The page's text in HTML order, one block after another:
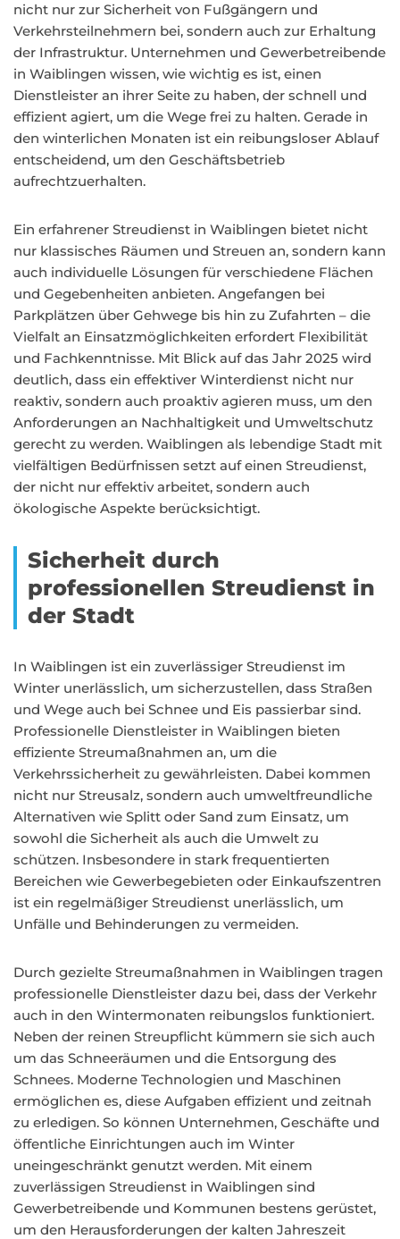
nicht nur zur Sicherheit von Fußgängern und
Verkehrsteilnehmern bei, sondern auch zur Erhaltung
der Infrastruktur. Unternehmen und Gewerbetreibende
in Waiblingen wissen, wie wichtig es ist, einen
Dienstleister an ihrer Seite zu haben, der schnell und
effizient agiert, um die Wege frei zu halten. Gerade in
den winterlichen Monaten ist ein reibungsloser Ablauf
entscheidend, um den Geschäftsbetrieb
aufrechtzuerhalten.
Ein erfahrener Streudienst in Waiblingen bietet nicht
nur klassisches Räumen und Streuen an, sondern kann
auch individuelle Lösungen für verschiedene Flächen
und Gegebenheiten anbieten. Angefangen bei
Parkplätzen über Gehwege bis hin zu Zufahrten – die
Vielfalt an Einsatzmöglichkeiten erfordert Flexibilität
und Fachkenntnisse. Mit Blick auf das Jahr 2025 wird
deutlich, dass ein effektiver Winterdienst nicht nur
reaktiv, sondern auch proaktiv agieren muss, um den
Anforderungen an Nachhaltigkeit und Umweltschutz
gerecht zu werden. Waiblingen als lebendige Stadt mit
vielfältigen Bedürfnissen setzt auf einen Streudienst,
der nicht nur effektiv arbeitet, sondern auch
ökologische Aspekte berücksichtigt.
Sicherheit durch
professionellen Streudienst in
der Stadt
In Waiblingen ist ein zuverlässiger Streudienst im
Winter unerlässlich, um sicherzustellen, dass Straßen
und Wege auch bei Schnee und Eis passierbar sind.
Professionelle Dienstleister in Waiblingen bieten
effiziente Streumaßnahmen an, um die
Verkehrssicherheit zu gewährleisten. Dabei kommen
nicht nur Streusalz, sondern auch umweltfreundliche
Alternativen wie Splitt oder Sand zum Einsatz, um
sowohl die Sicherheit als auch die Umwelt zu
schützen. Insbesondere in stark frequentierten
Bereichen wie Gewerbegebieten oder Einkaufszentren
ist ein regelmäßiger Streudienst unerlässlich, um
Unfälle und Behinderungen zu vermeiden.
Durch gezielte Streumaßnahmen in Waiblingen tragen
professionelle Dienstleister dazu bei, dass der Verkehr
auch in den Wintermonaten reibungslos funktioniert.
Neben der reinen Streupflicht kümmern sie sich auch
um das Schneeräumen und die Entsorgung des
Schnees. Moderne Technologien und Maschinen
ermöglichen es, diese Aufgaben effizient und zeitnah
zu erledigen. So können Unternehmen, Geschäfte und
öffentliche Einrichtungen auch im Winter
uneingeschränkt genutzt werden. Mit einem
zuverlässigen Streudienst in Waiblingen sind
Gewerbetreibende und Kommunen bestens gerüstet,
um den Herausforderungen der kalten Jahreszeit